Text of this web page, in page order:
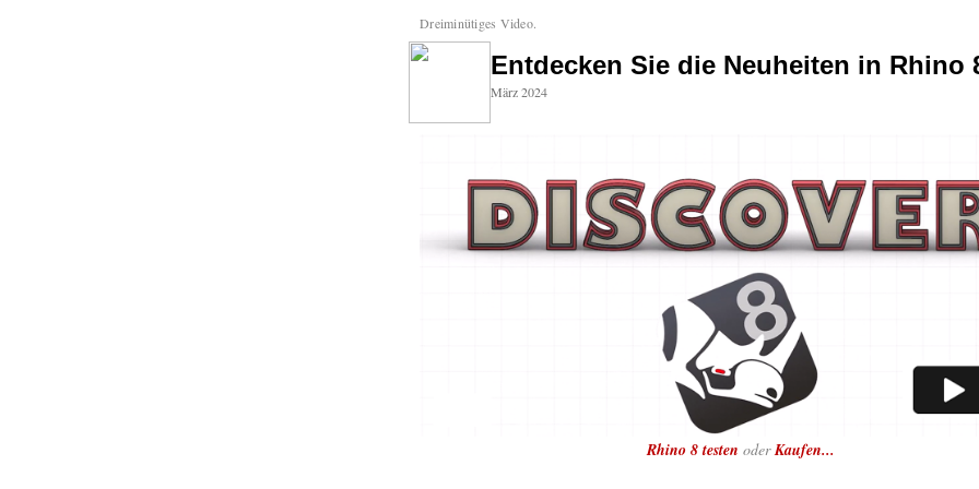
Dreiminütiges Video.
Entdecken Sie die Neuheiten in Rhino
März 2024
Rhino 8 testen oderKaufen...